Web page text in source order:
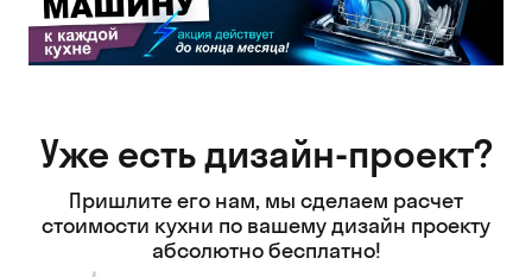
Уже есть дизайн-проект?
Пришлите его нам, мы сделаем расчет
стоимости кухни по вашему дизайн проекту
абсолютно бесплатно!